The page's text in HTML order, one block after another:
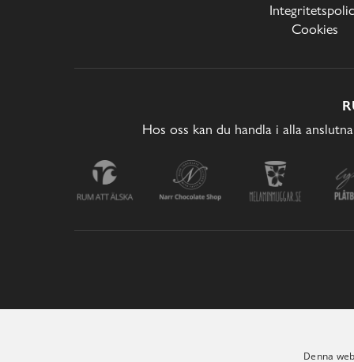
Cookies
Hos oss kan du handla i alla
Denna